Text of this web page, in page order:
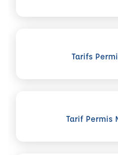
Tarifs
Tarif Permis